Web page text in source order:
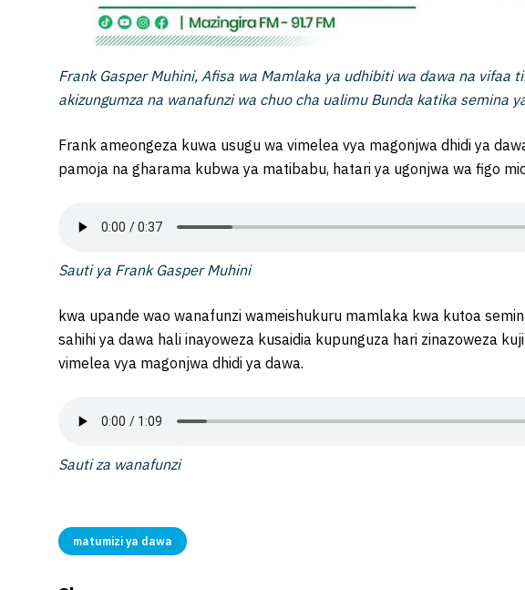
Frank Gasper Muhini, Afisa wa Mamlaka ya udhibiti wa dawa na vifaa
akizungumza na wanafunzi wa chuo cha ualimu Bunda katika semina
Frank ameongeza kuwa usugu wa vimelea vya magonjwa dhidi ya
pamoja na gharama kubwa ya matibabu, hatari ya ugonjwa wa figo
Sauti ya Frank Gasper Muhini
kwa upande wao wanafunzi wameishukuru mamlaka kwa kutoa
sahihi ya dawa hali inayoweza kusaidia kupunguza hari zinazoweza
vimelea vya magonjwa dhidi ya dawa.
Sauti za wanafunzi
matumizi ya dawa